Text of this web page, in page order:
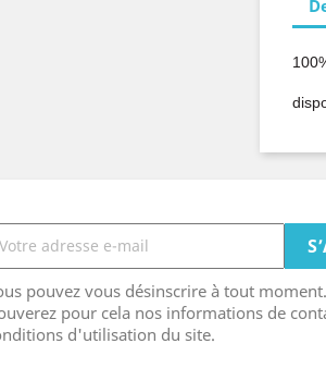
pouvez vous désinscrire à tout
pour cela nos informations de
d'utilisation du site.